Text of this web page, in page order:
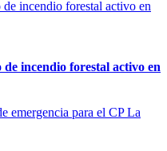
incendio forestal activo en